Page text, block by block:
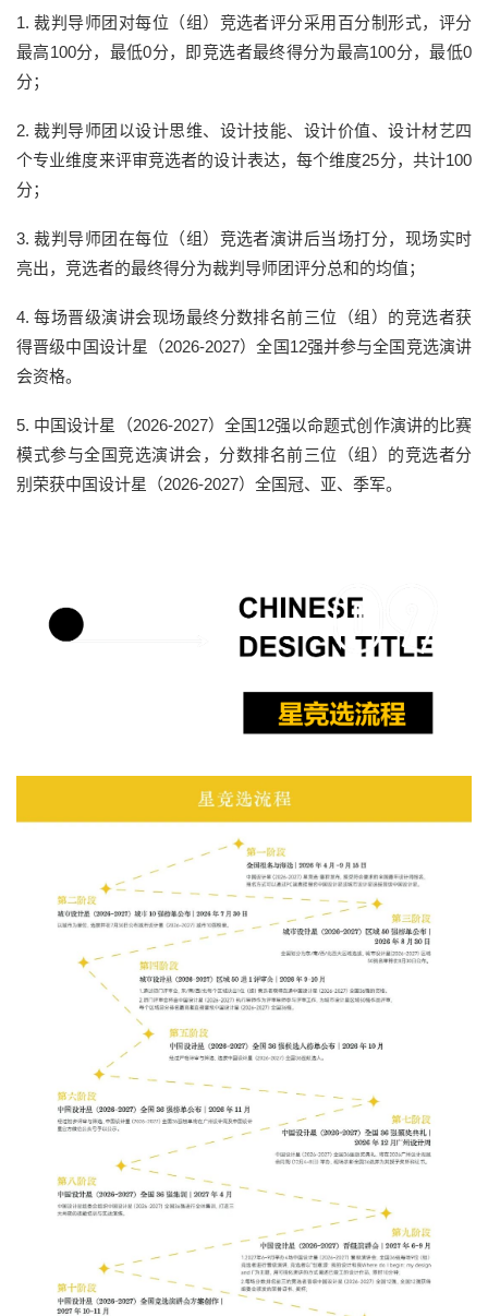
1. 裁判导师团对每位（组）竞选者评分采用 百分制形式，评分
最高100分，最低0分，即竞选者最终得分为最高100分，最低0
分；
2. 裁判导师团以设计思维、设计技能、设计价值、设计材艺四
个专业维度来评审竞选者的设计表达，每个维度25分，共计100
分；
3. 裁判导师团在每位（组）竞选者演讲后当场打分，现场实时
亮出，竞选者的最终得分为裁判导师团评分总和的均值；
4. 每场晋级演讲会现场最终分数排名前三位（组） 的竞选者获
得晋级中国设计星（2026-2027）全国12强并参与全国竞选演讲
会资格。
5. 中国设计星（2026-2027）全国12强以命题式创作演讲的比赛
模式参与全国竞选演讲会，分数排名前三位（组）的竞选者分
别荣获中国设计星（2026-2027）全国冠、亚、季军。